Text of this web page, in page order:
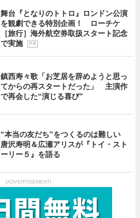
舞台『となりのトトロ』ロンドン公演
を観劇できる特別企画！ ローチケ
［旅行］海外航空券取扱スタート記念
で実施
P R
鎮西寿々歌「お芝居を辞めようと思っ
てからの再スタートだった」 主演作
で再会した“演じる喜び”
“本当の友だち”をつくるのは難しい
唐沢寿明＆広瀬アリスが『トイ・スト
ーリー５』を語る
[ADVERTISEMENT]